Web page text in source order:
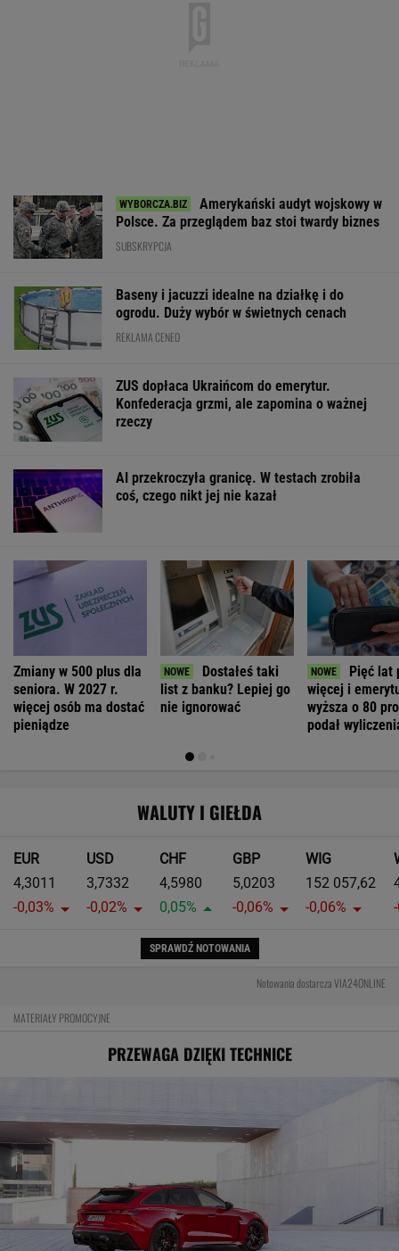
Amerykański audyt wojskowy w
Polsce. Za przeglądem baz stoi twardy biznes
SUBSKRYPCJA
Baseny i jacuzzi idealne na działkę i do
ogrodu. Duży wybór w świetnych cenach
REKLAMA CENEO
ZUS dopłaca Ukraińcom do emerytur.
Konfederacja grzmi, ale zapomina o ważnej
rzeczy
AI przekroczyła granicę. W testach zrobiła
coś, czego nikt jej nie kazał
Zmiany w 500 plus dla
seniora. W 2027 r.
więcej osób ma dostać
pieniądze
Dostałeś taki
list z banku? Lepiej go
nie ignorować
Pięć lat
więcej i
wyższa o 80
podał
WALUTY I GIEŁDA
EUR
4,3011
-0,03%
USD
3,7332
-0,02%
CHF
4,5980
0,05%
GBP
5,0203
-0,06%
WIG
152 057,62
-0,06%
SPRAWDŹ NOTOWANIA
Notowania dostarcza VIA24ONLINE
MATERIAŁY PROMOCYJNE
PRZEWAGA DZIĘKI TECHNICE